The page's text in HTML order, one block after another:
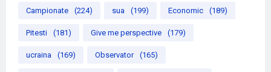
Campionate (224) sua (199) Economic (189)
Pitesti (181) Give me perspective (179)
ucraina (169) Observator (165)